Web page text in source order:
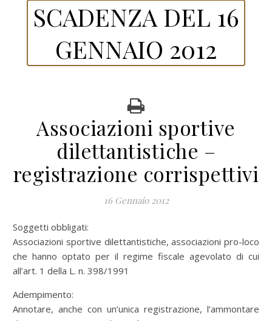
SCADENZA DEL 16
GENNAIO 2012
Associazioni sportive
dilettantistiche –
registrazione corrispettivi
16 Gennaio 2012
Soggetti obbligati:
Associazioni sportive dilettantistiche, associazioni pro-loco
che hanno optato per il regime fiscale agevolato di cui
all’art. 1 della L. n. 398/1991
Adempimento:
Annotare, anche con un’unica registrazione, l’ammontare